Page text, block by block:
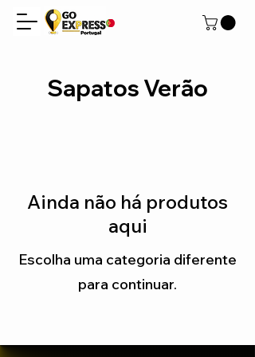
Sapatos Verão
Ainda não há produtos
aqui
Escolha uma categoria diferente
para continuar.